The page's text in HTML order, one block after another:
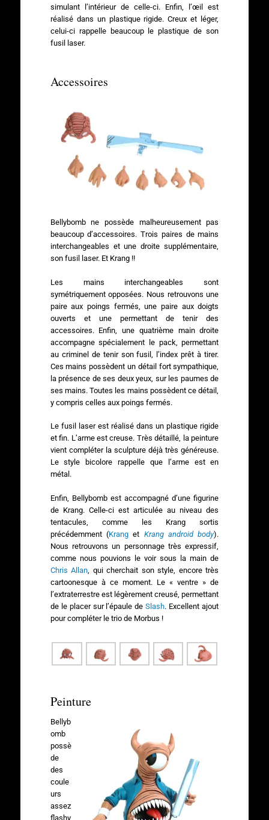
simulant l’intérieur de celle-ci. Enfin, l’œil est
réalisé dans un plastique rigide. Creux et léger,
celui-ci rappelle beaucoup le plastique de son
fusil laser.
Accessoires
Bellybomb ne possède malheureusement pas
beaucoup d’accessoires. Trois paires de mains
interchangeables et une droite supplémentaire,
son fusil laser. Et Krang !!
Les mains interchangeables sont
symétriquement opposées. Nous retrouvons une
paire aux poings fermés, une paire aux doigts
ouverts et une permettant de tenir des
accessoires. Enfin, une quatrième main droite
accompagne spécialement le pack, permettant
au criminel de tenir son fusil, l’index prêt à tirer.
Ces mains possèdent un détail fort sympathique,
la présence de ses deux yeux, sur les paumes de
ses mains. Toutes les mains possèdent ce détail,
y compris celles aux poings fermés.
Le fusil laser est réalisé dans un plastique rigide
et fin. L’arme est creuse. Très détaillé, la peinture
vient compléter la sculpture déjà très généreuse.
Le style bicolore rappelle que l’arme est en
métal.
Enfin, Bellybomb est accompagné d’une figurine
de Krang. Celle-ci est articulée au niveau des
tentacules, comme les Krang sortis
précédemment (Kranget Krang android body).
Nous retrouvons un personnage très expressif,
comme nous pouvions le voir sous la main de
Chris Allan , qui cherchait son style, encore très
cartoonesque à ce moment. Le « ventre » de
l’extraterrestre est légèrement creusé, permettant
de le placer sur l’épaule deSlash. Excellent ajout
pour compléter le trio de Morbus !
Peinture
Bellyb
omb
possè
de
des
coule
urs
assez
flashy